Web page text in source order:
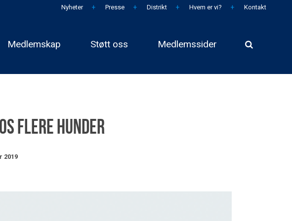
Nyheter Presse Distrikt Hvem er vi? Kontakt
Medlemskap Støtt oss Medlemssider
flere hunder
2019